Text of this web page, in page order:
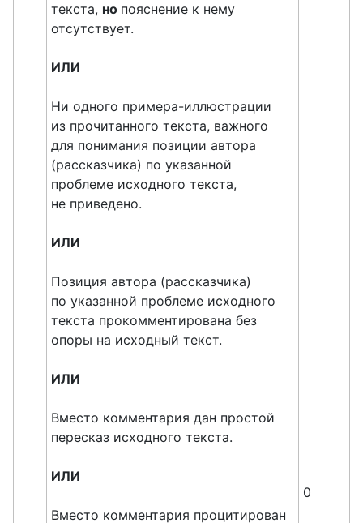
текста, но пояснение к нему
отсутствует.
ИЛИ
Ни одного примера-иллюстрации
из прочитанного текста, важного
для понимания позиции автора
(рассказчика) по указанной
проблеме исходного текста,
не приведено.
ИЛИ
Позиция автора (рассказчика)
по указанной проблеме исходного
текста прокомментирована без
опоры на исходный текст.
ИЛИ
Вместо комментария дан простой
пересказ исходного текста.
ИЛИ
Вместо комментария процитирован
0